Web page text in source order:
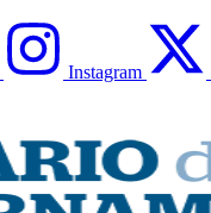
Instagram